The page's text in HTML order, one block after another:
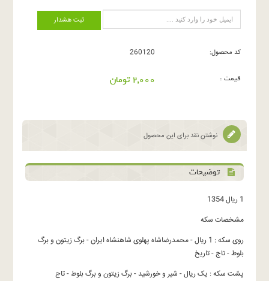
ثبت هشدار
کد محصول: 260120
قیمت : 2,000 تومان
نوشتن نقد برای این محصول
توضیحات
1 ریال 1354
مشخصات سکه
روی سکه : 1 ریال - محمدرضاشاه پهلوی شاهنشاه ایران - برگ زیتون و برگ
بلوط - تاج - تاریخ
پشت سکه : یک ریال - شیر و خورشید - برگ زیتون و برگ بلوط - تاج